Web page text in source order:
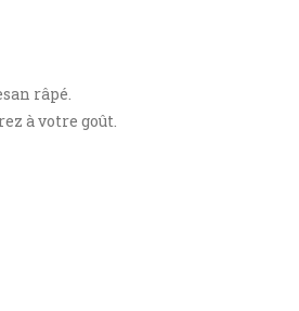
râpé.
à votre goût.